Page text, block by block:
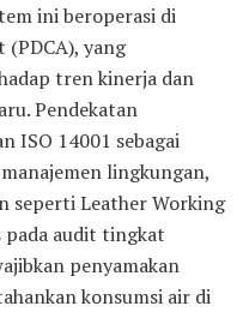
ini beroperasi di
(PDCA), yang
tren kinerja dan
Pendekatan
ISO 14001 sebagai
lingkungan,
seperti Leather Working
pada audit tingkat
penyamakan
konsumsi air di